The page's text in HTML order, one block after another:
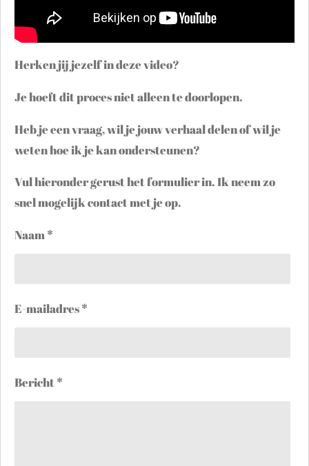
Herken jij jezelf in deze video?
Je hoeft dit proces niet alleen te doorlopen.
Heb je een vraag, wil je jouw verhaal delen of wil je
weten hoe ik je kan ondersteunen?
Vul hieronder gerust het formulier in. Ik neem zo
snel mogelijk contact met je op.
Naam *
E-mailadres *
Bericht *